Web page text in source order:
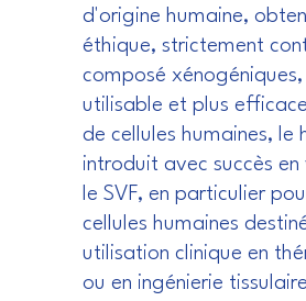
d'origine humaine,
éthique, strictement
composé
utilisable et plus
de cellules humaines, le
introduit avec succès
le SVF, en particulier
cellules humaines
utilisation clinique en
ou en ingénierie